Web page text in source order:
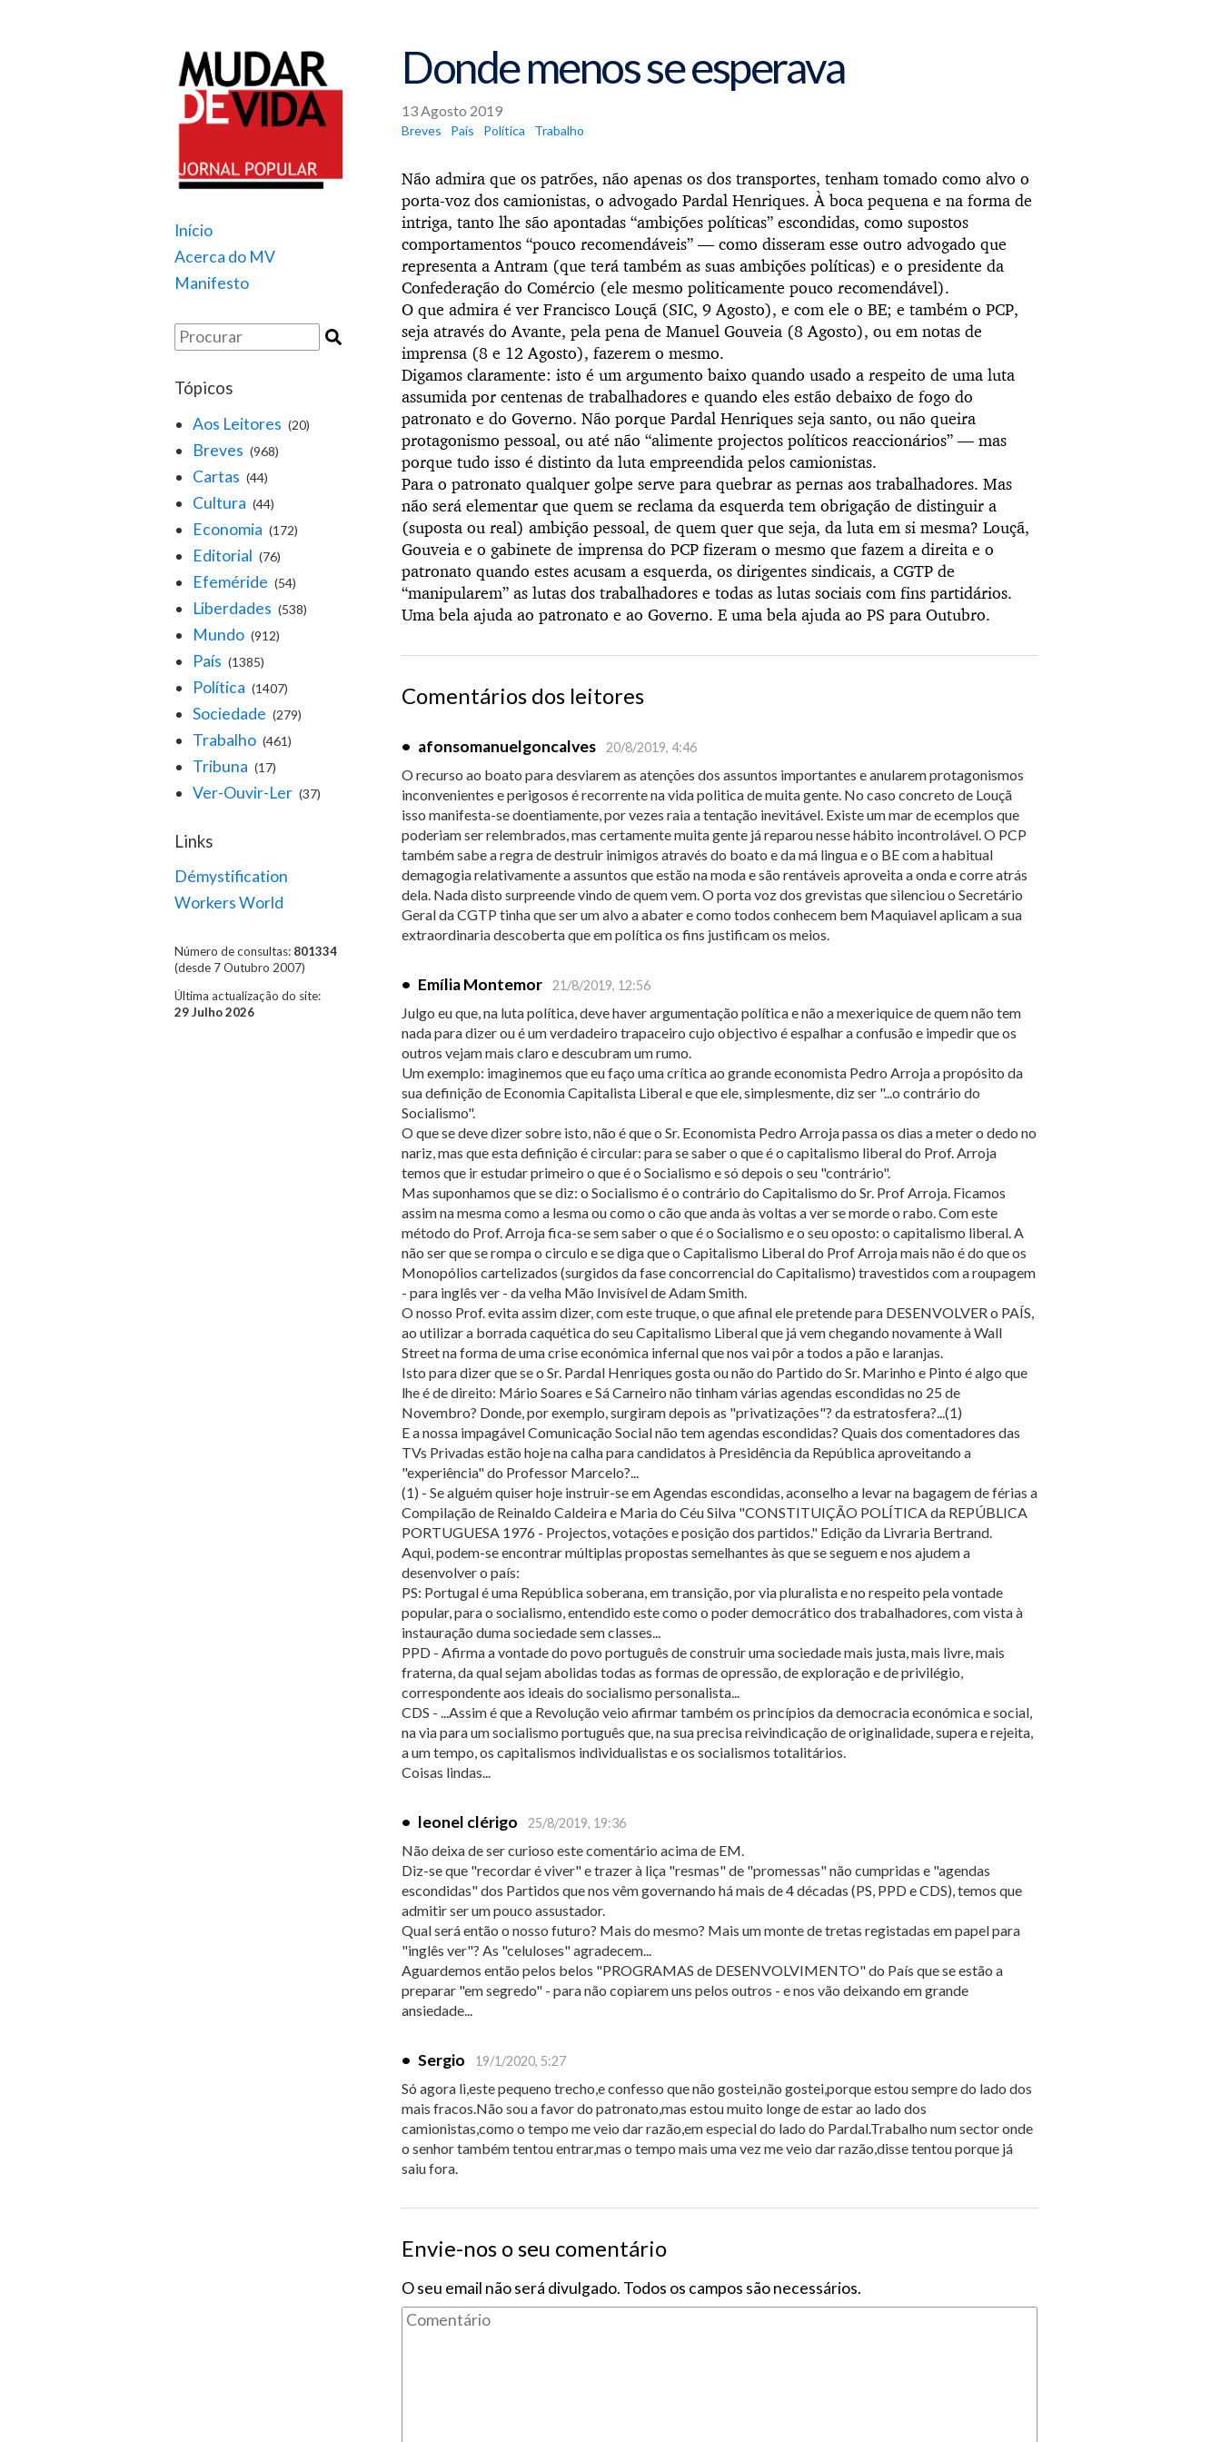
Início
Acerca do MV
Manifesto
Tópicos
Aos Leitores (20)
Breves (968)
Cartas (44)
Cultura (44)
Economia (172)
Editorial (76)
Efeméride (54)
Liberdades (538)
Mundo (912)
País (1385)
Política (1407)
Sociedade (279)
Trabalho (461)
Tribuna (17)
Ver-Ouvir-Ler (37)
Links
Démystification
Workers World
Número de consultas: 801334
(desde 7 Outubro 2007)
Última actualização do site:
29 Julho 2026
Donde menos se esperava
13 Agosto 2019
Breves País Política Trabalho
Não admira que os patrões, não apenas os dos transportes, tenham tomado como alvo o
porta-voz dos camionistas, o advogado Pardal Henriques. À boca pequena e na forma de
intriga, tanto lhe são apontadas “ambições políticas” escondidas, como supostos
comportamentos “pouco recomendáveis” — como disseram esse outro advogado que
representa a Antram (que terá também as suas ambições políticas) e o presidente da
Confederação do Comércio (ele mesmo politicamente pouco recomendável).
O que admira é ver Francisco Louçã (SIC, 9 Agosto), e com ele o BE; e também o PCP,
seja através do Avante, pela pena de Manuel Gouveia (8 Agosto), ou em notas de
imprensa (8 e 12 Agosto), fazerem o mesmo.
Digamos claramente: isto é um argumento baixo quando usado a respeito de uma luta
assumida por centenas de trabalhadores e quando eles estão debaixo de fogo do
patronato e do Governo. Não porque Pardal Henriques seja santo, ou não queira
protagonismo pessoal, ou até não “alimente projectos políticos reaccionários” — mas
porque tudo isso é distinto da luta empreendida pelos camionistas.
Para o patronato qualquer golpe serve para quebrar as pernas aos trabalhadores. Mas
não será elementar que quem se reclama da esquerda tem obrigação de distinguir a
(suposta ou real) ambição pessoal, de quem quer que seja, da luta em si mesma? Louçã,
Gouveia e o gabinete de imprensa do PCP fizeram o mesmo que fazem a direita e o
patronato quando estes acusam a esquerda, os dirigentes sindicais, a CGTP de
“manipularem” as lutas dos trabalhadores e todas as lutas sociais com fins partidários.
Uma bela ajuda ao patronato e ao Governo. E uma bela ajuda ao PS para Outubro.
Comentários dos leitores
• afonsomanuelgoncalves 20/8/2019, 4:46
O recurso ao boato para desviarem as atenções dos assuntos importantes e anularem protagonismos
inconvenientes e perigosos é recorrente na vida politica de muita gente. No caso concreto de Louçã
isso manifesta-se doentiamente, por vezes raia a tentação inevitável. Existe um mar de ecemplos que
poderiam ser relembrados, mas certamente muita gente já reparou nesse hábito incontrolável. O PCP
também sabe a regra de destruir inimigos através do boato e da má lingua e o BE com a habitual
demagogia relativamente a assuntos que estão na moda e são rentáveis aproveita a onda e corre atrás
dela. Nada disto surpreende vindo de quem vem. O porta voz dos grevistas que silenciou o Secretário
Geral da CGTP tinha que ser um alvo a abater e como todos conhecem bem Maquiavel aplicam a sua
extraordinaria descoberta que em política os fins justificam os meios.
• Emília Montemor 21/8/2019, 12:56
Julgo eu que, na luta política, deve haver argumentação política e não a mexeriquice de quem não tem
nada para dizer ou é um verdadeiro trapaceiro cujo objectivo é espalhar a confusão e impedir que os
outros vejam mais claro e descubram um rumo.
Um exemplo: imaginemos que eu faço uma crítica ao grande economista Pedro Arroja a propósito da
sua definição de Economia Capitalista Liberal e que ele, simplesmente, diz ser "...o contrário do
Socialismo".
O que se deve dizer sobre isto, não é que o Sr. Economista Pedro Arroja passa os dias a meter o dedo no
nariz, mas que esta definição é circular: para se saber o que é o capitalismo liberal do Prof. Arroja
temos que ir estudar primeiro o que é o Socialismo e só depois o seu "contrário".
Mas suponhamos que se diz: o Socialismo é o contrário do Capitalismo do Sr. Prof Arroja. Ficamos
assim na mesma como a lesma ou como o cão que anda às voltas a ver se morde o rabo. Com este
método do Prof. Arroja fica-se sem saber o que é o Socialismo e o seu oposto: o capitalismo liberal. A
não ser que se rompa o circulo e se diga que o Capitalismo Liberal do Prof Arroja mais não é do que os
Monopólios cartelizados (surgidos da fase concorrencial do Capitalismo) travestidos com a roupagem
- para inglês ver - da velha Mão Invisível de Adam Smith.
O nosso Prof. evita assim dizer, com este truque, o que afinal ele pretende para DESENVOLVER o PAÍS,
ao utilizar a borrada caquética do seu Capitalismo Liberal que já vem chegando novamente à Wall
Street na forma de uma crise económica infernal que nos vai pôr a todos a pão e laranjas.
Isto para dizer que se o Sr. Pardal Henriques gosta ou não do Partido do Sr. Marinho e Pinto é algo que
lhe é de direito: Mário Soares e Sá Carneiro não tinham várias agendas escondidas no 25 de
Novembro? Donde, por exemplo, surgiram depois as "privatizações"? da estratosfera?...(1)
E a nossa impagável Comunicação Social não tem agendas escondidas? Quais dos comentadores das
TVs Privadas estão hoje na calha para candidatos à Presidência da República aproveitando a
"experiência" do Professor Marcelo?...
(1) - Se alguém quiser hoje instruir-se em Agendas escondidas, aconselho a levar na bagagem de férias a
Compilação de Reinaldo Caldeira e Maria do Céu Silva "CONSTITUIÇÃO POLÍTICA da REPÚBLICA
PORTUGUESA 1976 - Projectos, votações e posição dos partidos." Edição da Livraria Bertrand.
Aqui, podem-se encontrar múltiplas propostas semelhantes às que se seguem e nos ajudem a
desenvolver o país:
PS: Portugal é uma República soberana, em transição, por via pluralista e no respeito pela vontade
popular, para o socialismo, entendido este como o poder democrático dos trabalhadores, com vista à
instauração duma sociedade sem classes...
PPD - Afirma a vontade do povo português de construir uma sociedade mais justa, mais livre, mais
fraterna, da qual sejam abolidas todas as formas de opressão, de exploração e de privilégio,
correspondente aos ideais do socialismo personalista...
CDS - ...Assim é que a Revolução veio afirmar também os princípios da democracia económica e social,
na via para um socialismo português que, na sua precisa reivindicação de originalidade, supera e rejeita,
a um tempo, os capitalismos individualistas e os socialismos totalitários.
Coisas lindas...
• leonel clérigo 25/8/2019, 19:36
Não deixa de ser curioso este comentário acima de EM.
Diz-se que "recordar é viver" e trazer à liça "resmas" de "promessas" não cumpridas e "agendas
escondidas" dos Partidos que nos vêm governando há mais de 4 décadas (PS, PPD e CDS), temos que
admitir ser um pouco assustador.
Qual será então o nosso futuro? Mais do mesmo? Mais um monte de tretas registadas em papel para
"inglês ver"? As "celuloses" agradecem...
Aguardemos então pelos belos "PROGRAMAS de DESENVOLVIMENTO" do País que se estão a
preparar "em segredo" - para não copiarem uns pelos outros - e nos vão deixando em grande
ansiedade...
• Sergio 19/1/2020, 5:27
Só agora li,este pequeno trecho,e confesso que não gostei,não gostei,porque estou sempre do lado dos
mais fracos.Não sou a favor do patronato,mas estou muito longe de estar ao lado dos
camionistas,como o tempo me veio dar razão,em especial do lado do Pardal.Trabalho num sector onde
o senhor também tentou entrar,mas o tempo mais uma vez me veio dar razão,disse tentou porque já
saiu fora.
Envie-nos o seu comentário
O seu email não será divulgado. Todos os campos são necessários.